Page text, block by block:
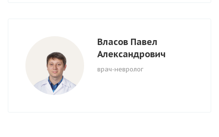
Власов Павел
Александрович
врач-невролог